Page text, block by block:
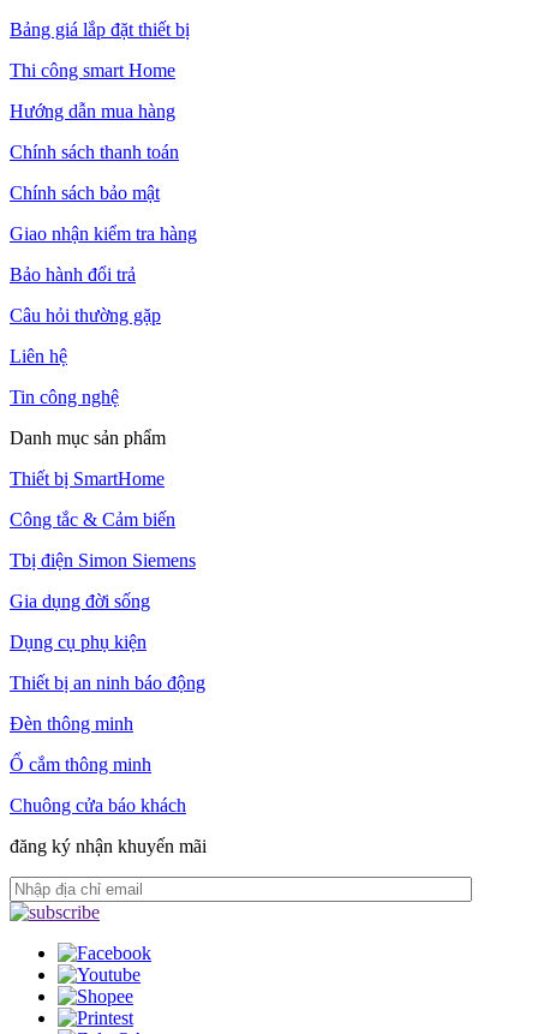
Bảng giá lắp đặt thiết bị
Thi công smart Home
Hướng dẫn mua hàng
Chính sách thanh toán
Chính sách bảo mật
Giao nhận kiểm tra hàng
Bảo hành đổi trả
Câu hỏi thường gặp
Liên hệ
Tin công nghệ
Danh mục sản phẩm
Thiết bị SmartHome
Công tắc & Cảm biến
Tbị điện Simon Siemens
Gia dụng đời sống
Dụng cụ phụ kiện
Thiết bị an ninh báo động
Đèn thông minh
Ổ cắm thông minh
Chuông cửa báo khách
đăng ký nhận khuyến mãi